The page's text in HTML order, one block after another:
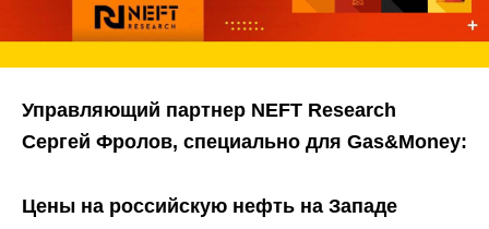
Управляющий партнер NEFT Research
Сергей Фролов, специально для Gas&Money:
Цены на российскую нефть на Западе